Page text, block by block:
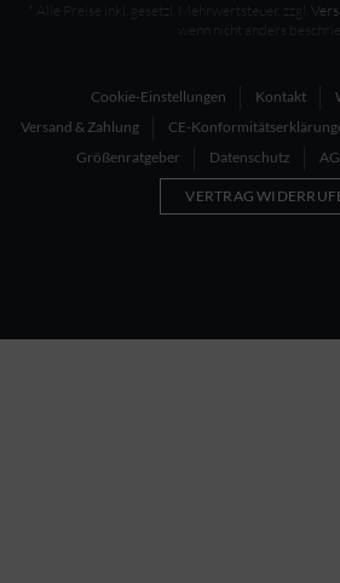
* Alle Preise inkl. gesetzl. Mehrwertsteuer, zzgl.
wenn nicht anders
Cookie-Einstellungen Kontakt
Versand & Zahlung
CE-
Größenratgeber
Datenschutz
VERTRAG